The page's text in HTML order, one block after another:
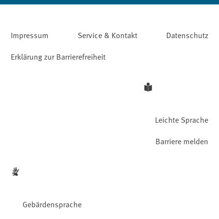
Impressum Service & Kontakt
Datenschutz
Erklärung zur Barrierefreiheit
Leichte Sprache
Gebärdensprache
Barriere melden